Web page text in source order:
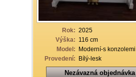
Rok: 2025
Výška: 116 cm
Model: Moderní-s konzolemi
Provedení: Bílý-lesk
Nezávazná objednávka